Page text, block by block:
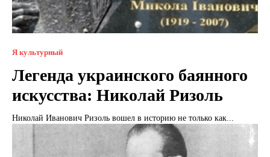
Я культурный
Легенда украинского баянного
искусства: Николай Ризоль
Николай Иванович Ризоль вошел в историю не только как...